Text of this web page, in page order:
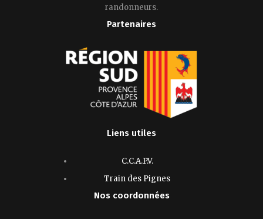
randonneurs.
Partenaires
Liens utiles
C.C.A.P.V.
Train des Pignes
Nos coordonnées